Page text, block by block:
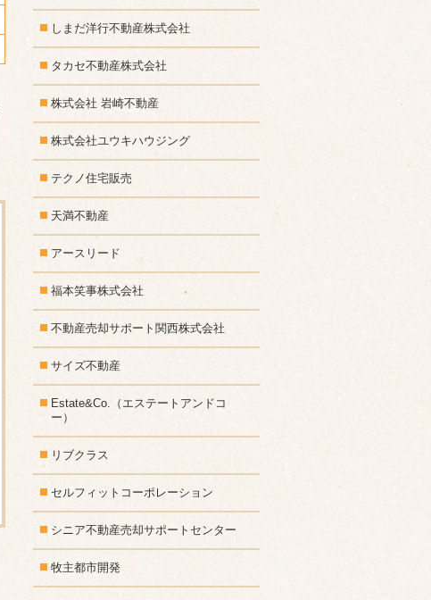
しまだ洋行不動産株式会社
タカセ不動産株式会社
株式会社 岩崎不動産
株式会社ユウキハウジング
テクノ住宅販売
天満不動産
アースリード
福本笑事株式会社
不動産売却サポート関西株式会社
サイズ不動産
Estate&Co.（エステートアンドコ
ー）
リブクラス
セルフィットコーポレーション
シニア不動産売却サポートセンター
牧主都市開発